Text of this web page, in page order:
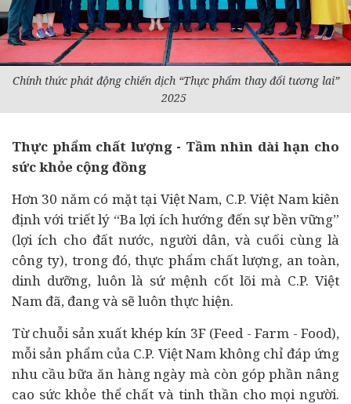
Chính thức phát động chiến dịch “Thực phẩm thay đổi tương lai”
2025
Thực phẩm chất lượng - Tầm nhìn dài hạn cho
sức khỏe cộng đồng
Hơn 30 năm có mặt tại Việt Nam, C.P. Việt Nam kiên
định với triết lý “Ba lợi ích hướng đến sự bền vững”
(lợi ích cho đất nước, người dân, và cuối cùng là
công ty), trong đó, thực phẩm chất lượng, an toàn,
dinh dưỡng, luôn là sứ mệnh cốt lõi mà C.P. Việt
Nam đã, đang và sẽ luôn thực hiện.
Từ chuỗi sản xuất khép kín 3F (Feed - Farm - Food),
mỗi sản phẩm của C.P. Việt Nam không chỉ đáp ứng
nhu cầu bữa ăn hàng ngày mà còn góp phần nâng
cao sức khỏe thể chất và tinh thần cho mọi người.